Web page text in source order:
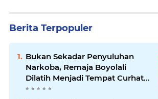
Berita Terpopuler
Bukan Sekadar Penyuluhan
Narkoba, Remaja Boyolali
Dilatih Menjadi Tempat Curhat
yang Aman bagi Temannya